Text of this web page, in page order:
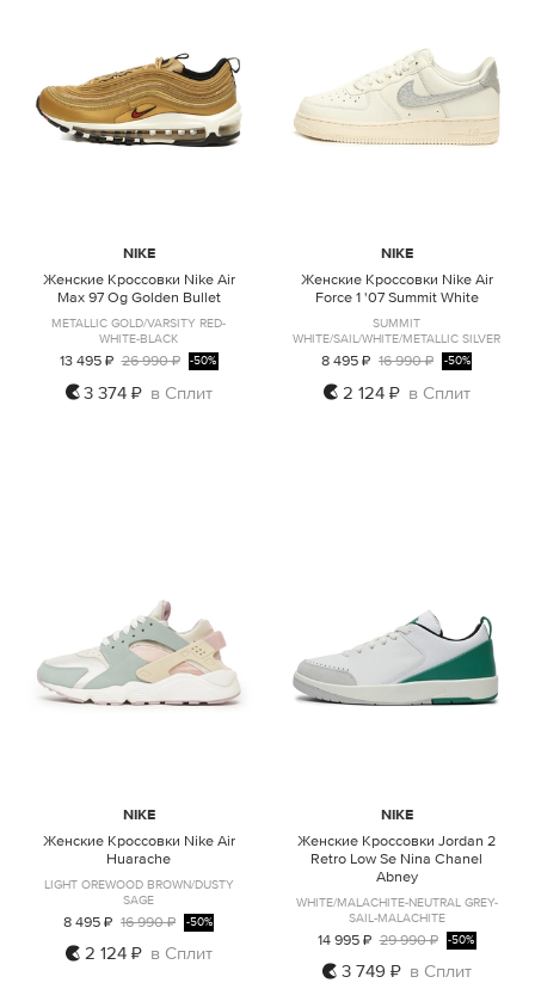
US8 US8,5
NIKE
Женские Кроссовки Nike Air
Max 97 Og Golden Bullet
METALLIC GOLD/VARSITY RED-
WHITE-BLACK
13 495 ₽ 26 990 ₽ -50%
3 374 ₽ в Сплит US5,5
NIKE
Женские Кроссовки Nike Air
Force 1 '07 Summit White
SUMMIT
WHITE/SAIL/WHITE/METALLIC SILVER
8 495 ₽ 16 990 ₽ -50%
2 124 ₽ в Сплит
NIKE
Женские Кроссовки Nike Air
Huarache
LIGHT OREWOOD BROWN/DUSTY
SAGE
8 495 ₽ 16 990 ₽ -50%
2 124 ₽ в Сплит
US5,5 US7
NIKE
Женские Кроссовки Jordan 2
Retro Low Se Nina Chanel
Abney
WHITE/MALACHITE-NEUTRAL GREY-
SAIL-MALACHITE
14 995 ₽ 29 990 ₽ -50%
3 749 ₽ в Сплит